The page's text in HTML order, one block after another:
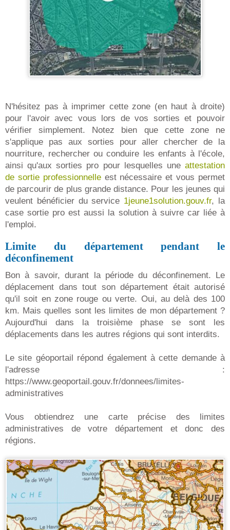
N'hésitez pas à imprimer cette zone (en haut à droite)
pour l'avoir avec vous lors de vos sorties et pouvoir
vérifier simplement. Notez bien que cette zone ne
s'applique pas aux sorties pour aller chercher de la
nourriture, rechercher ou conduire les enfants à l'école,
ainsi qu'aux sorties pro pour lesquelles une attestation
de sortie professionnelleest nécessaire et vous permet
de parcourir de plus grande distance. Pour les jeunes qui
veulent bénéficier du service 1jeune1solution.gouv.fr, la
case sortie pro est aussi la solution à suivre car liée à
l'emploi.
Limite du département pendant le
déconfinement
Bon à savoir, durant la période du déconfinement. Le
déplacement dans tout son département était autorisé
qu'il soit en zone rouge ou verte. Oui, au delà des 100
km. Mais quelles sont les limites de mon département ?
Aujourd'hui dans la troisième phase se sont les
déplacements dans les autres régions qui sont interdits.
Le site géoportail répond également à cette demande à
l'adresse :
https://www.geoportail.gouv.fr/donnees/limites-
administratives
Vous obtiendrez une carte précise des limites
administratives de votre département et donc des
régions.